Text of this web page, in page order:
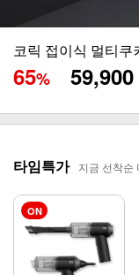
앤루시 비스톰 스탠
65% 44,800
타임특가 지금 선착순
ON